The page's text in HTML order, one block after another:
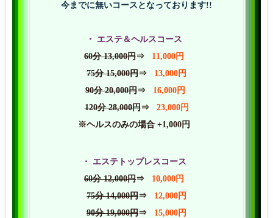
今までに無いコースとなっております!!
・ エステ＆ヘルスコース
60分 13,000円⇒
11,000円
75分 15,000円⇒
13,000円
90分 20,000円⇒
16,000円
120分 28,000円⇒
23,000円
※ヘルスのみの場合 +1,000円
・ エステトップレスコース
60分 12,000円⇒
10,000円
75分 14,000円⇒
12,000円
90分 19,000円⇒
15,000円